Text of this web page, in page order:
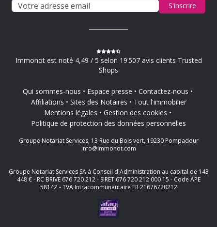
S'inscrire
Immonot est noté 4,49 / 5 selon 19 507 avis clients Trusted
Shops
Qui sommes-nous Espace presse
Contactez-nous
Affiliations
Sites des Notaires
Tout l'immobilier
Mentions légales
Gestion des cookies
Politique de protection des données personnelles
Groupe Notariat Services, 13 Rue du Bois vert, 19230 Pompadour
info@immonot.com
Groupe Notariat Services SA à Conseil d'Administration au capital de 143
448 € - RC BRIVE 676 720 212 - SIRET 676 720 212 000 15 - Code APE
5814Z - TVA Intracommunautaire FR 21676720212